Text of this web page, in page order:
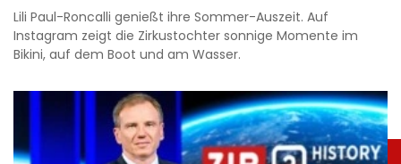
Lili Paul-Roncalli genießt ihre Sommer-Auszeit. Auf
Instagram zeigt die Zirkustochter sonnige Momente im
Bikini, auf dem Boot und am Wasser.